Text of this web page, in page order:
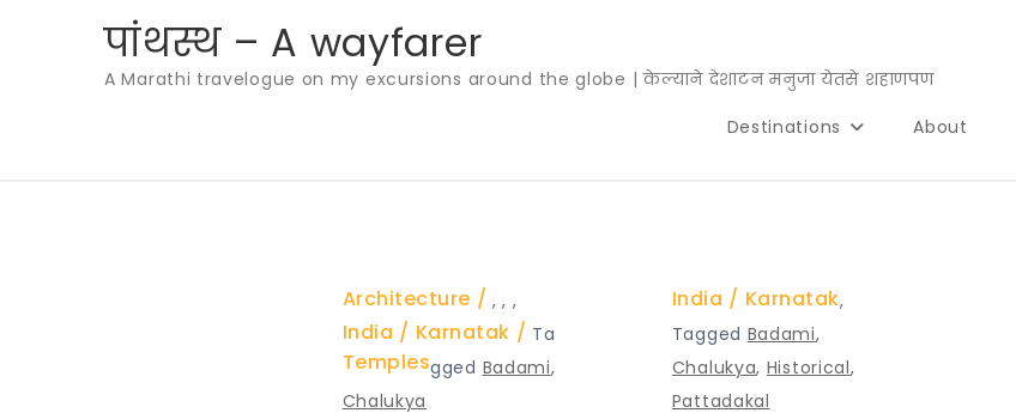
पांथस्थ – A wayfarer
A Marathi travelogue on my excursions around the globe | केल्याने देशाटन मनुजा येतसे शहाणपण
Destinations
About
Architecture ,
India
,
Karnatak
,
Temples
Ta
gged Badami,
Chalukya
India ,
Karnatak
Tagged Badami,
Chalukya, Historical,
Pattadakal